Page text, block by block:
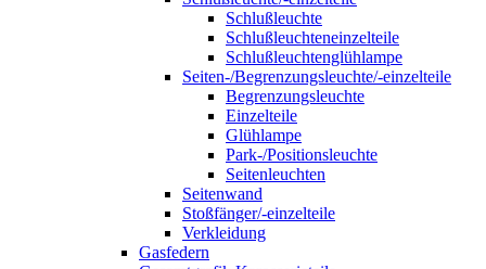
Schlußleuchte
Schlußleuchteneinzelteile
Schlußleuchtenglühlampe
Seiten-/Begrenzungsleuchte/-einzelteile
Begrenzungsleuchte
Einzelteile
Glühlampe
Park-/Positionsleuchte
Seitenleuchten
Seitenwand
Stoßfänger/-einzelteile
Verkleidung
Gasfedern